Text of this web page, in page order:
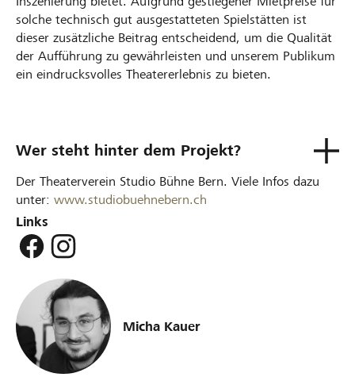
solche technisch gut ausgestatteten Spielstätten ist
dieser zusätzliche Beitrag entscheidend, um die Qualität
der Aufführung zu gewährleisten und unserem Publikum
ein eindrucksvolles Theatererlebnis zu bieten.
Wer steht hinter dem Projekt?
Der Theaterverein Studio Bühne Bern. Viele Infos dazu
unter: www.studiobuehnebern.ch
Links
Micha Kauer